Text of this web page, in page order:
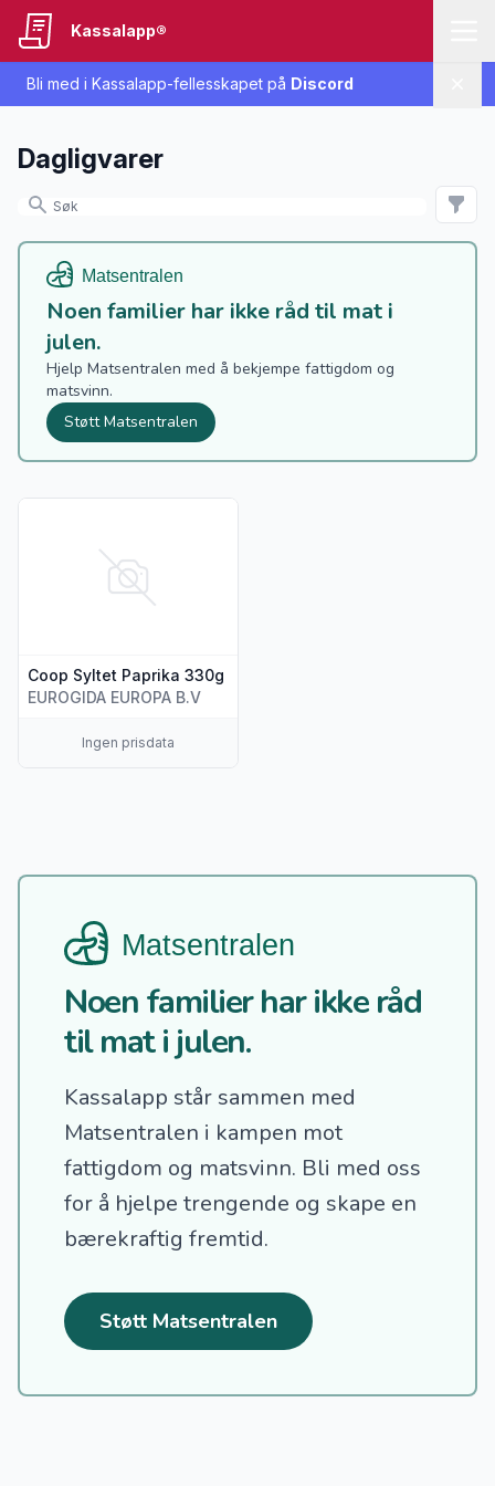
Bli med i Kassalapp-fellesskapet på Discord
Kassalapp®
Dagligvarer
Noen familier har ikke råd til mat i
julen.
Hjelp Matsentralen med å bekjempe fattigdom og
matsvinn.
Støtt Matsentralen
Coop Syltet Paprika 330g
EUROGIDA EUROPA B.V
Ingen prisdata
Noen familier har ikke råd
til mat i julen.
Kassalapp står sammen med
Matsentralen i kampen mot
fattigdom og matsvinn. Bli med oss
for å hjelpe trengende og skape en
bærekraftig fremtid.
Støtt Matsentralen